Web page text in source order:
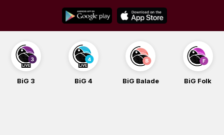
content
BiG 4 BiG Balade BiG Folk BiG iG